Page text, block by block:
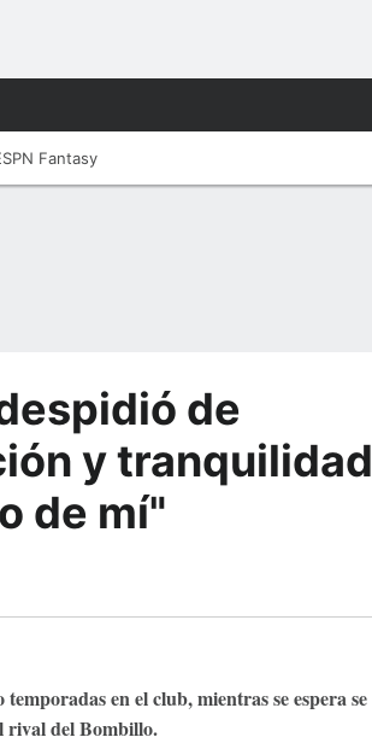
Fantasy
de
y tranquilidad
de mí"
en el club, mientras se espera se
rival del Bombillo.